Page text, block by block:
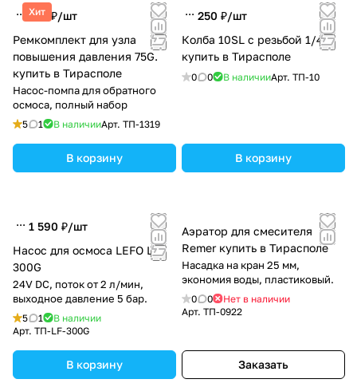
Хит
857 ₽/шт
Ремкомплект для узла
повышения давления 75G.
купить в Тирасполе
Насос-помпа для обратного
осмоса, полный набор
5 1 В наличииАрт. ТП-1319
В корзину
250 ₽/шт
Колба 10SL с резьбой 1/4″
купить в Тирасполе
0 0 В наличииАрт. ТП-10
В корзину
1 590 ₽/шт
Насос для осмоса LEFO LF-
300G
24V DC, поток от 2 л/мин,
выходное давление 5 бар.
5 1
В наличии
Арт. TП-LF-300G
В корзину
Аэратор для смесителя
Remer купить в Тирасполе
Насадка на кран 25 мм,
экономия воды, пластиковый.
0 0
Нет в наличии
Арт. ТП-0922
Заказать